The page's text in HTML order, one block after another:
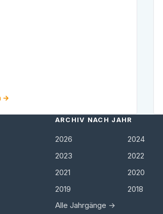
→
ARCHIV NACH JAHR
2026
2024
2023
2022
2021
2020
2019
2018
Alle Jahrgänge →